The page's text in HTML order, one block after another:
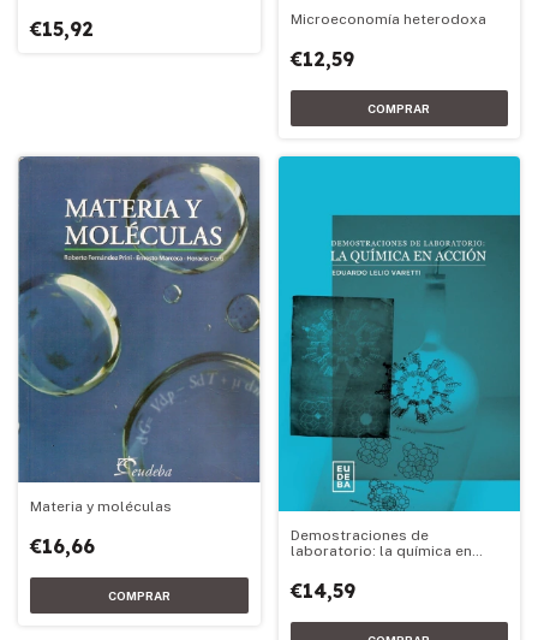
€15,92 Microeconomía heterodoxa
€12,59
Materia y moléculas
€16,66
Demostraciones de
laboratorio: la química en
€14,59